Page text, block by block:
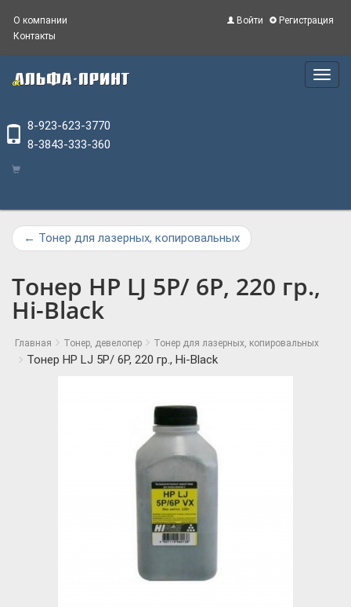
Войти Регистрация
О компании
Контакты
Main
Menu
8-923-623-3770
8-3843-333-360
← Тонер для лазерных, копировальных
Тонер HP LJ 5P/ 6P, 220 гр.,
Hi-Black
Главная Тонер, девелопер Тонер для лазерных, копировальных
Тонер HP LJ 5P/ 6P, 220 гр., Hi-Black